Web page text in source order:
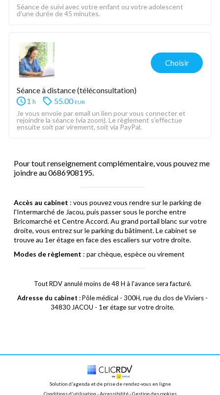
Séance de suivi avec votre enfant ou votre adolescent
d'une durée de 45 minutes.
Choisir
Séance à distance (téléconsultation)
1 h 55.00 eur
Je vous envoie par email un lien pour vous connecter et
rejoindre la séance (via zoom). Le règlement s'effectue
ensuite soit par virement, soit via PayPal.
Pour tout renseignement complémentaire, vous pouvez me
joindre au 0686908195.
Accès au cabinet : vous pouvez vous rendre sur le parking de
l'Intermarché de Jacou, puis passer sous le porche entre
Bricomarché et Centre Accord. Au grand portail blanc sur votre
droite, vous entrez sur le parking du bâtiment. Le cabinet se
trouve au 1er étage en face des escaliers sur votre droite.
Modes de règlement : par chèque, espèce ou virement
Tout RDV annulé moins de 48 H à l'avance sera facturé.
Adresse du cabinet : Pôle médical - 300H, rue du clos de Viviers -
34830 JACOU - 1er étage sur votre droite.
Solution d'agenda et de prise de rendez-vous en ligne
Conditions d'utilisation - Accessibilité - Gestion des cookies